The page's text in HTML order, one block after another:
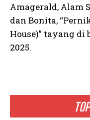
Amagerald, Alam
dan Bonita,
House)” tayang di
2025.